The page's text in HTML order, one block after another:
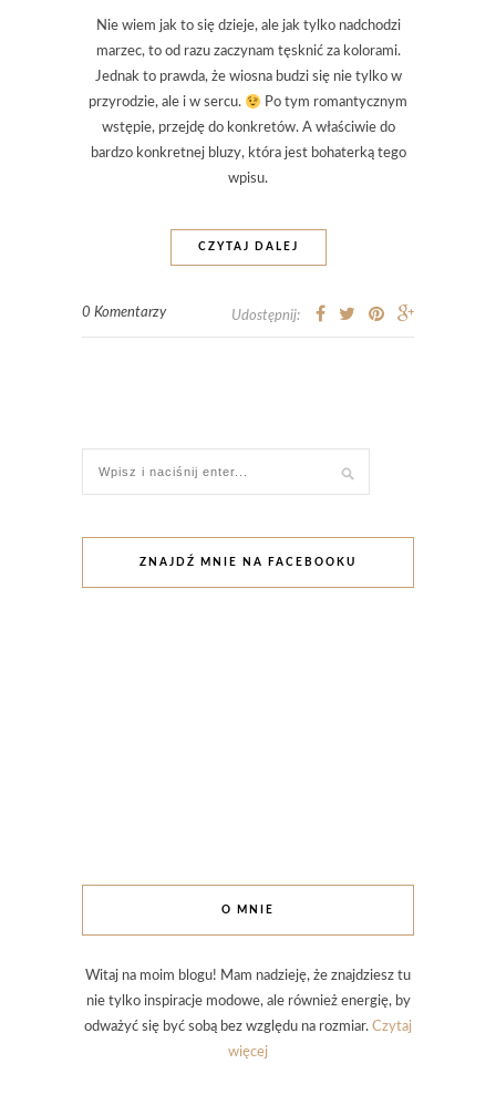
Nie wiem jak to się dzieje, ale jak tylko nadchodzi
marzec, to od razu zaczynam tęsknić za kolorami.
Jednak to prawda, że wiosna budzi się nie tylko w
przyrodzie, ale i w sercu.
Po tym romantycznym
wstępie, przejdę do konkretów. A właściwie do
bardzo konkretnej bluzy, która jest bohaterką tego
wpisu.
CZYTAJ DALEJ
0 Komentarzy Udostępnij:
ZNAJDŹ MNIE NA FACEBOOKU
O MNIE
Witaj na moim blogu! Mam nadzieję, że znajdziesz tu
nie tylko inspiracje modowe, ale również energię, by
odważyć się być sobą bez względu na rozmiar. Czytaj
więcej